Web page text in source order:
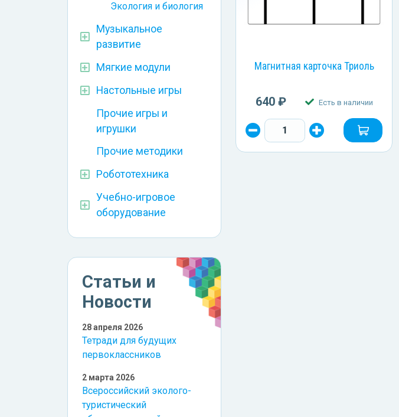
Экология и биология
Музыкальное
развитие
Мягкие модули
Настольные игры
Прочие игры и
игрушки
Прочие методики
Робототехника
Учебно-игровое
оборудование
Статьи и
Новости
28 апреля 2026
Тетради для будущих
первоклассников
2 марта 2026
Всероссийский эколого-
туристический
Магнитная карточка Триоль
640 ₽ Есть в наличии